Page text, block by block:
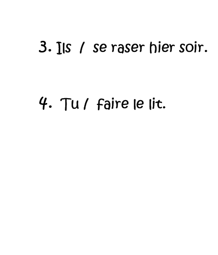
3. Ils  /  se raser hier soir.
4. Tu / faire le lit.